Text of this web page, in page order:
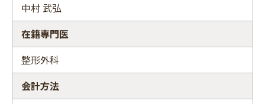
中村 武弘
在籍専門医
整形外科
会計方法